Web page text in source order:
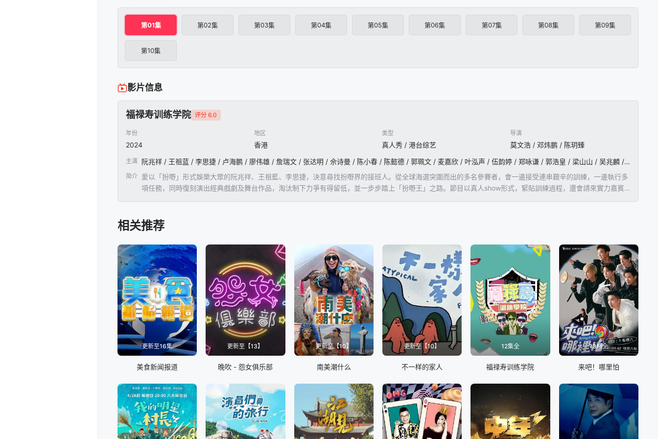
第01集 第02集 第03集 第04集 第05集 第06集 第07集 第08集 第09集
第10集
影片信息
福禄寿训练学院 评分 6.0
年份
2024
地区
香港
类型
真人秀 / 港台综艺
导演
莫文浩 / 邓炜鹏 / 陈玥臻
主演 阮兆祥 / 王祖蓝 / 李思捷 / 卢海鹏 / 廖伟雄 / 詹瑞文 / 张达明 / 佘诗曼 / 陈小春 / 陈懿德 / 郭珮文 / 麦嘉欣 / 叶泓声 / 伍韵婷 / 郑咏谦 / 郭浩皇 / 梁山山 / 吴兆麟 / 李建邦 / 陈建文 / 莫家淦 / 黄碧莲 / 关嘉敏 / 周百恩 / 黄建东
简介 愛以「扮嘢」形式娛樂大眾的阮兆祥、王祖藍、李思捷，決意尋找扮嘢界的接班人。從全球海選突圍而出的多名參賽者，會一邊接受連串艱辛的訓練，一邊執行多
項任務，同時復刻演出經典戲劇及舞台作品，淘汰制下力爭有得留低，並一步步踏上「扮嘢王」之路。節目以真人show形式，緊貼訓練過程，還會請來實力嘉賓
相关推荐
更新至16集
美食新闻报道
更新至【13】
晚吹 - 怨女俱乐部
更新至【10】
南美潮什么
更新至【10】
不一样的家人
12集全
福禄寿训练学院
13期全
来吧！哪里怕